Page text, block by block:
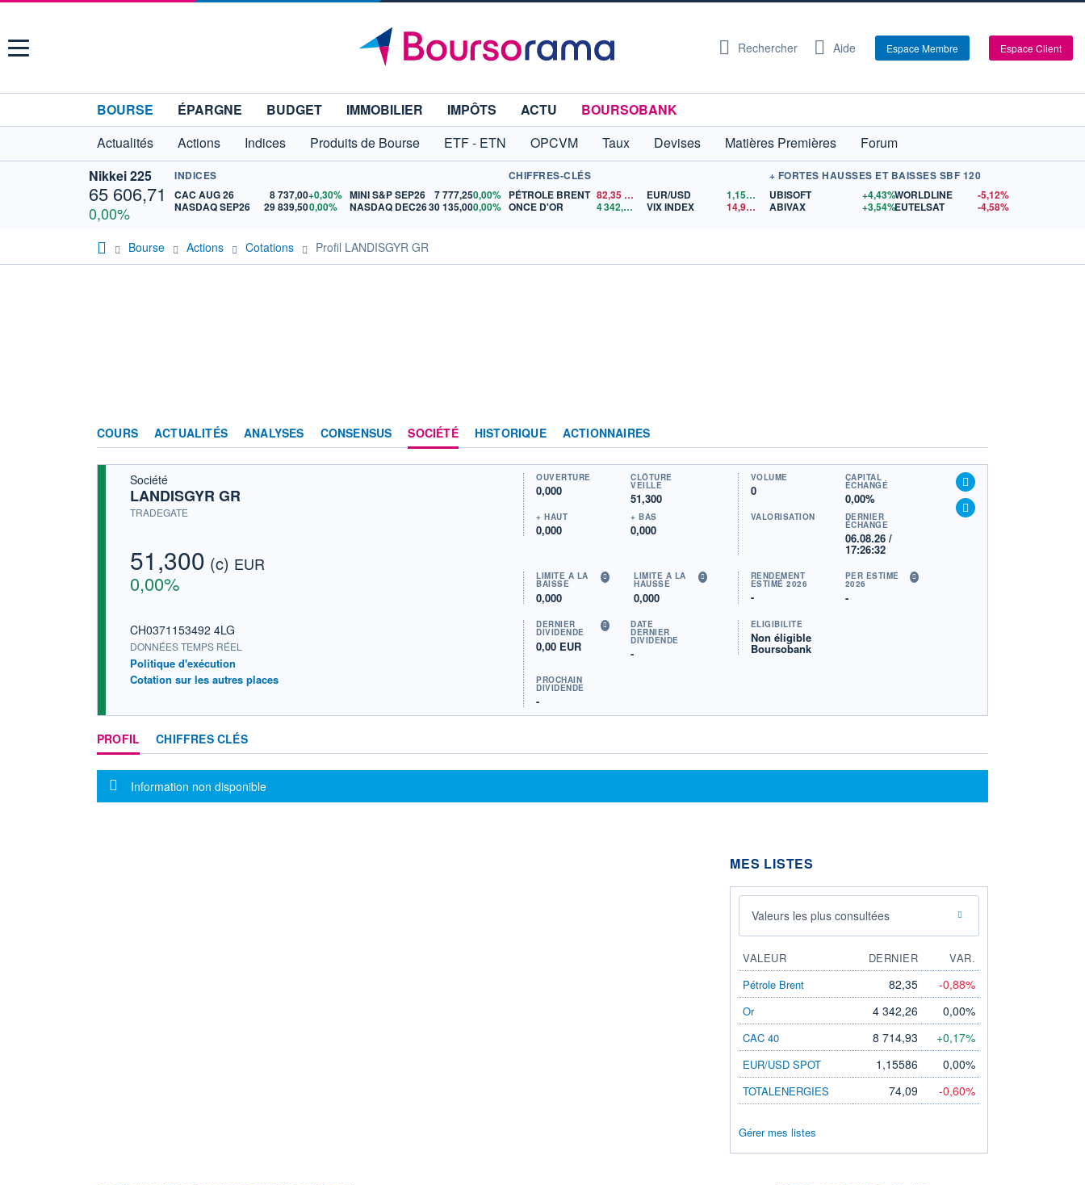
Menu Rechercher Aide Espace Membre Espace Client
BOURSE ÉPARGNE BUDGET IMMOBILIER IMPÔTS ACTU
BOURSOBANK
Actualités
Actions Indices Produits de Bourse ETF - ETN OPCVM Taux Devises Matières Premières
Forum
Nikkei 225
65 606,71
0,00%
INDICES
CAC AUG 26
8 737,00+0,30%
NASDAQ SEP26
29 839,500,00%
MINI S&P SEP26 7 777,250,00%
NASDAQ DEC2630 135,000,00%
CHIFFRES-CLÉS
PÉTROLE BRENT 82,35
ONCE D'OR
4 342,26 $US
EUR/USD 1,1559
$US
VIX INDEX
14,90$US
+ FORTES HAUSSES ET BAISSES SBF 120
UBISOFT
+4,43%
ABIVAX
+3,54%
WORLDLINE
-5,12%
EUTELSAT
-4,58%
Bourse Actions Cotations Profil LANDISGYR GR
COURS ACTUALITÉS ANALYSES CONSENSUS SOCIÉTÉ HISTORIQUE ACTIONNAIRES
Société
LANDISGYR GR
TRADEGATE
51,300 (c) EUR
0,00%
CH0371153492 4LG
DONNÉES TEMPS RÉEL
Politique d'exécution
Cotation sur les autres places
OUVERTURE
0,000
CLÔTURE
VEILLE
51,300
+ HAUT
0,000
+ BAS
0,000
VOLUME
0
CAPITAL
ÉCHANGÉ
0,00%
VALORISATION DERNIER
ÉCHANGE
06.08.26 /
17:26:32
LIMITE À LA
BAISSE
0,000
LIMITE À LA
HAUSSE
0,000
RENDEMENT
ESTIMÉ 2026
-
PER ESTIMÉ
2026
-
DERNIER
DIVIDENDE
0,00 EUR
DATE
DERNIER
DIVIDENDE
-
PROCHAIN
DIVIDENDE
-
ÉLIGIBILITÉ
Non éligible
Boursobank
PROFIL CHIFFRES CLÉS
Message d'information
Information non disponible
MES LISTES
Valeurs les plus consultées
VALEUR DERNIER
VAR.
Pétrole Brent
82,35 -0,88%
Or 4 342,26 0,00%
CAC 40 8 714,93 +0,17%
EUR/USD SPOT 1,15586 0,00%
TOTALENERGIES 74,09 -0,60%
Gérer mes listes